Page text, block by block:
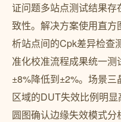
证问题多站点测试结果
致性。解决方案使用直
析站点间的Cpk差异检查
准化校准流程成果统一
±8%降低到±2%。场景
区域的DUT失效比例明
圆图确认边缘失效模式